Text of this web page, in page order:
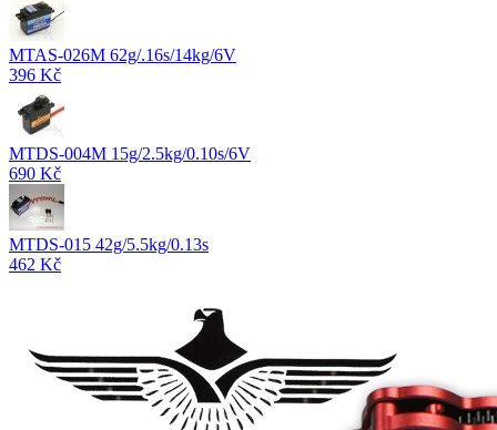
MTAS-026M 62g/.16s/14kg/6V
396 Kč
MTDS-004M 15g/2.5kg/0.10s/6V
690 Kč
MTDS-015 42g/5.5kg/0.13s
462 Kč